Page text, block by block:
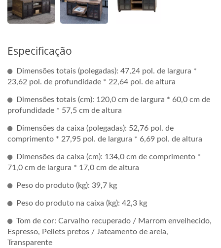
Especificação
Dimensões totais (polegadas): 47,24 pol. de largura *
23,62 pol. de profundidade * 22,64 pol. de altura
Dimensões totais (cm): 120,0 cm de largura * 60,0 cm de
profundidade * 57,5 cm de altura
Dimensões da caixa (polegadas): 52,76 pol. de
comprimento * 27,95 pol. de largura * 6,69 pol. de altura
Dimensões da caixa (cm): 134,0 cm de comprimento *
71,0 cm de largura * 17,0 cm de altura
Peso do produto (kg): 39,7 kg
Peso do produto na caixa (kg): 42,3 kg
Tom de cor: Carvalho recuperado / Marrom envelhecido,
Espresso, Pellets pretos / Jateamento de areia,
Transparente